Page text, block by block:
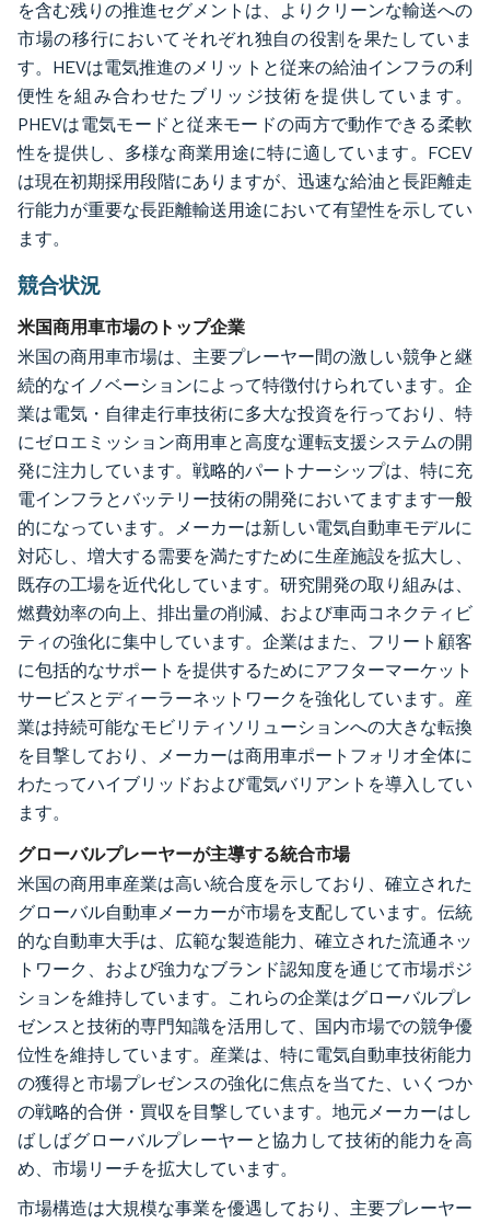
を含む残りの推進セグメントは、よりクリーンな輸送への
市場の移行においてそれぞれ独自の役割を果たしていま
す。HEVは電気推進のメリットと従来の給油インフラの利
便性を組み合わせたブリッジ技術を提供しています。
PHEVは電気モードと従来モードの両方で動作できる柔軟
性を提供し、多様な商業用途に特に適しています。FCEV
は現在初期採用段階にありますが、迅速な給油と長距離走
行能力が重要な長距離輸送用途において有望性を示してい
ます。
競合状況
米国商用車市場のトップ企業
米国の商用車市場は、主要プレーヤー間の激しい競争と継
続的なイノベーションによって特徴付けられています。企
業は電気・自律走行車技術に多大な投資を行っており、特
にゼロエミッション商用車と高度な運転支援システムの開
発に注力しています。戦略的パートナーシップは、特に充
電インフラとバッテリー技術の開発においてますます一般
的になっています。メーカーは新しい電気自動車モデルに
対応し、増大する需要を満たすために生産施設を拡大し、
既存の工場を近代化しています。研究開発の取り組みは、
燃費効率の向上、排出量の削減、および車両コネクティビ
ティの強化に集中しています。企業はまた、フリート顧客
に包括的なサポートを提供するためにアフターマーケット
サービスとディーラーネットワークを強化しています。産
業は持続可能なモビリティソリューションへの大きな転換
を目撃しており、メーカーは商用車ポートフォリオ全体に
わたってハイブリッドおよび電気バリアントを導入してい
ます。
グローバルプレーヤーが主導する統合市場
米国の商用車産業は高い統合度を示しており、確立された
グローバル自動車メーカーが市場を支配しています。伝統
的な自動車大手は、広範な製造能力、確立された流通ネッ
トワーク、および強力なブランド認知度を通じて市場ポジ
ションを維持しています。これらの企業はグローバルプレ
ゼンスと技術的専門知識を活用して、国内市場での競争優
位性を維持しています。産業は、特に電気自動車技術能力
の獲得と市場プレゼンスの強化に焦点を当てた、いくつか
の戦略的合併・買収を目撃しています。地元メーカーはし
ばしばグローバルプレーヤーと協力して技術的能力を高
め、市場リーチを拡大しています。
市場構造は大規模な事業を優遇しており、主要プレーヤー